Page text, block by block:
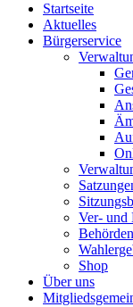
Startseite
Aktuelles
Bürgerservice
Ver- und
Shop
Über uns